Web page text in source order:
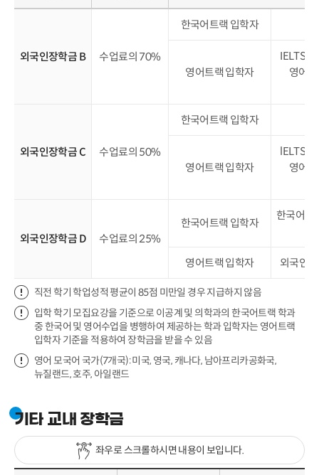
외국인장학금 B 수업료의 70%
한국어트랙 입학자
영어트랙 입학자
IELTS
영어
외국인장학금 C 수업료의 50%
한국어트랙 입학자
영어트랙 입학자
lELTS
영어
외국인장학금 D 수업료의 25%
한국어트랙 입학자
한국어능
영어트랙 입학자 외국인
직전 학기 학업성적 평균이 85점 미만일 경우 지급하지 않음
입학 학기 모집요강을 기준으로 이공계 및 의학과의 한국어트랙 학과
중 한국어 및 영어수업을 병행하여 제공하는 학과 입학자는 영어트랙
입학자 기준을 적용하여 장학금을 받을 수 있음
영어 모국어 국가(7개국): 미국, 영국, 캐나다, 남아프리카공화국,
뉴질랜드, 호주, 아일랜드
기타 교내 장학금
좌우로 스크롤하시면 내용이 보입니다.